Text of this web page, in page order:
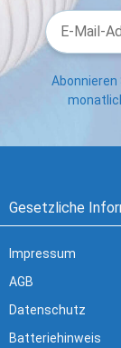
Gesetzliche
Impressum
AGB
Datenschutz
Batteriehinweis